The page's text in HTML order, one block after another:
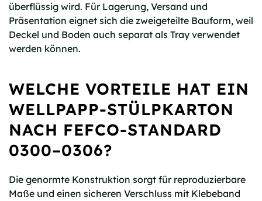
überflüssig wird. Für Lagerung, Versand und
Präsentation eignet sich die zweigeteilte Bauform, weil
Deckel und Boden auch separat als Tray verwendet
werden können.
WELCHE VORTEILE HAT EIN
WELLPAPP-STÜLPKARTON
NACH FEFCO-STANDARD
0300–0306?
Die genormte Konstruktion sorgt für reproduzierbare
Maße und einen sicheren Verschluss mit Klebeband